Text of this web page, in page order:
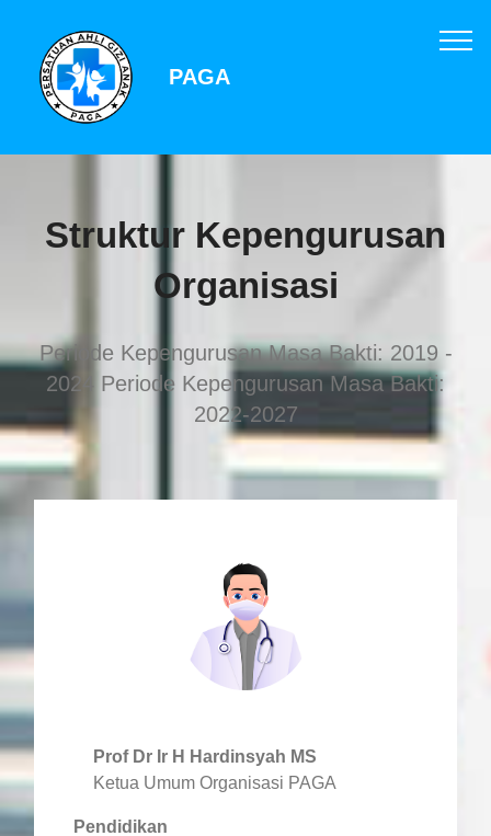
PAGA
Struktur Kepengurusan
Organisasi
Periode Kepengurusan Masa Bakti: 2019 -
2024 Periode Kepengurusan Masa Bakti:
2022-2027
Prof Dr Ir H Hardinsyah MS
Ketua Umum Organisasi PAGA
Pendidikan